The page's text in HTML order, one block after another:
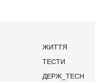
ЖИТТЯ
ТЕСТИ
ДЕРЖ_TECH